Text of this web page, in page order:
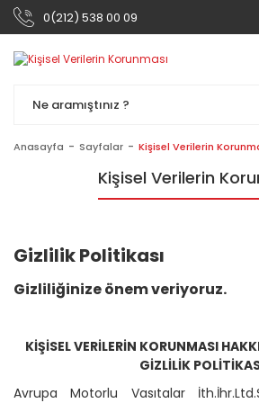
0(212) 538 00 09
Anasayfa Sayfalar Kişisel Verilerin
Kişisel Verilerin
Gizlilik Politikası
Gizliliğinize önem veriyoruz.
KİŞİSEL VERİLERİN KORUNMASI
GİZLİLİK
Avrupa Motorlu Vasıtalar